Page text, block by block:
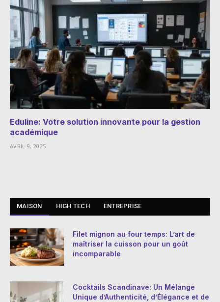
Eduline: Votre solution innovante pour la gestion
académique
AVRIL 9, 2025
MAISON HIGH TECH ENTREPRISE
Filet mignon au four temps: L’art de
maîtriser la cuisson pour un goût
incomparable
Cocktails Scandinave: Un Mélange
Unique d’Authenticité, d’Élégance et de